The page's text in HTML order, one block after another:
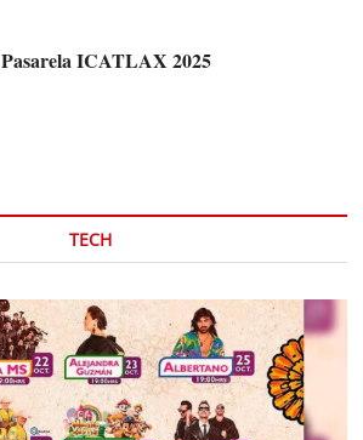
Pasarela ICATLAX 2025
TECH